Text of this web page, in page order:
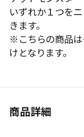
いずれか１つを
きます。
※こちらの商品は
けとなります。
商品詳細